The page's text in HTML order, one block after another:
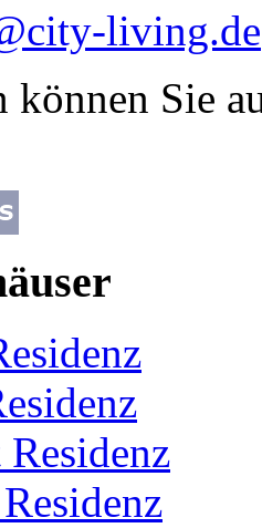
living.de
können Sie